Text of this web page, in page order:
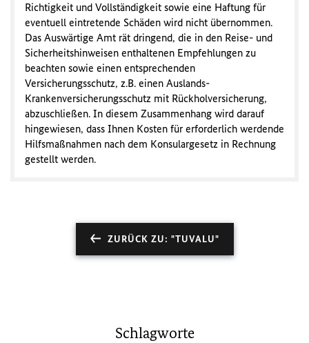
Richtigkeit und Vollständigkeit sowie eine Haftung für
eventuell eintretende Schäden wird nicht übernommen.
Das Auswärtige Amt rät dringend, die in den Reise- und
Sicherheitshinweisen enthaltenen Empfehlungen zu
beachten sowie einen entsprechenden
Versicherungsschutz, z.B. einen Auslands-
Krankenversicherungsschutz mit Rückholversicherung,
abzuschließen. In diesem Zusammenhang wird darauf
hingewiesen, dass Ihnen Kosten für erforderlich werdende
Hilfsmaßnahmen nach dem Konsulargesetz in Rechnung
gestellt werden.
ZURÜCK ZU: "TUVALU"
Schlagworte